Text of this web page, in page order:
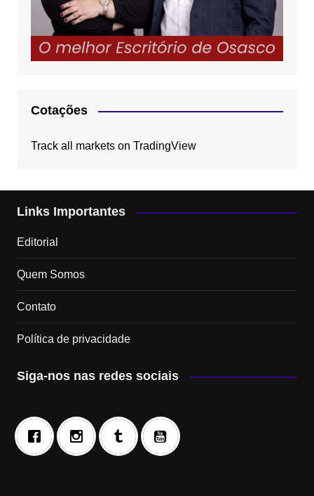
Cotações
Track all markets on TradingView
Links Importantes
Editorial
Quem Somos
Contato
Política de privacidade
Siga-nos nas redes sociais